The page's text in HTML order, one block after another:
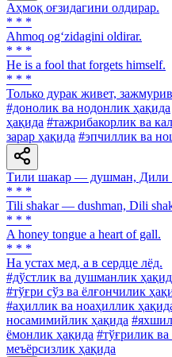
Аҳмоқ оғзидагини олдирар.
* * *
Ahmoq og‘zidagini oldirar.
* * *
He is a fool that forgets himself.
* * *
Только дурак живет,
#донолик ва нодонлик ҳақида
ҳақида #тажрибакорлик ва
зарар ҳақида #эпчиллик ва
Тили шакар — душман, Дили
* * *
Tili shakar — dushman, Dili
* * *
A honey tongue a heart of gall.
* * *
На устах мед, а в сердце лёд.
#дўстлик ва душманлик
#тўғри сўз ва ёлғончилик
#аҳиллик ва ноаҳиллик
носамимийлик ҳақида
ёмонлик ҳақида #тўғрилик
меъёрсизлик ҳақида